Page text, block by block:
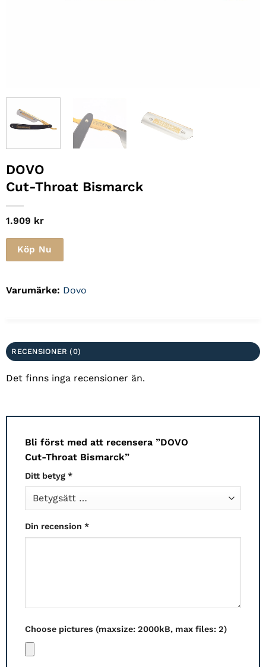
DOVO
Cut-Throat Bismarck
1.909 kr
Köp Nu
Varumärke: Dovo
RECENSIONER (0)
Det finns inga recensioner än.
Bli först med att recensera ”DOVO
Cut-Throat Bismarck”
Ditt betyg *
Din recension *
Choose pictures (maxsize: 2000kB, max files: 2)